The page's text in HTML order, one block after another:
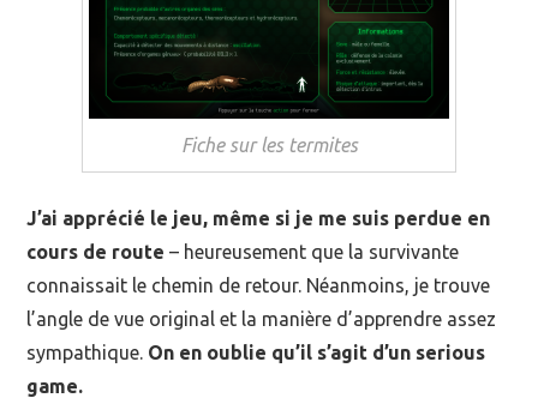
Fiche sur les termites
J’ai apprécié le jeu, même si je me suis perdue en
cours de route – heureusement que la survivante
connaissait le chemin de retour. Néanmoins, je trouve
l’angle de vue original et la manière d’apprendre assez
sympathique. On en oublie qu’il s’agit d’un serious
game.